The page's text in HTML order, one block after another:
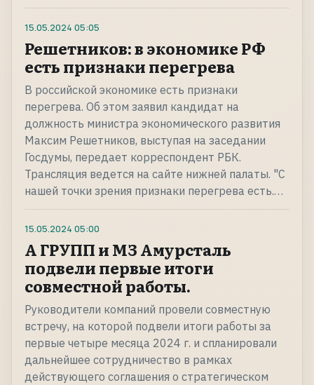
15.05.2024 05:05
Решетников: в экономике РФ
есть признаки перегрева
В российской экономике есть признаки
перегрева. Об этом заявил кандидат на
должность министра экономического развития
Максим Решетников, выступая на заседании
Госдумы, передает корреспондент РБК.
Трансляция ведется на сайте нижней палаты. "С
нашей точки зрения признаки перегрева есть.…
15.05.2024 05:00
А ГРУПП и МЗ Амурсталь
подвели первые итоги
совместной работы.
Руководители компаний провели совместную
встречу, на которой подвели итоги работы за
первые четыре месяца 2024 г. и спланировали
дальнейшее сотрудничество в рамках
действующего соглашения о стратегическом